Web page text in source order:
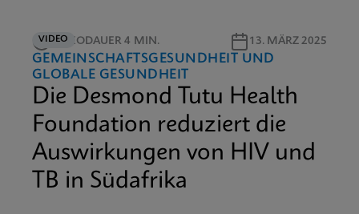
VIDEOVIDEODAUER 4 MIN. 13. MÄRZ 2025
GEMEINSCHAFTSGESUNDHEIT UND
GLOBALE GESUNDHEIT
Die Desmond Tutu Health
Foundation reduziert die
Auswirkungen von HIV und
TB in Südafrika